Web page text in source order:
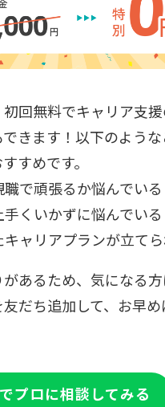
回無料でキャリア支
きます！以下のよう
すめです。
で頑張るか悩んでいる
くいかずに悩んでいる
キャリアプランが立て
あるため、気になる
だち追加して、お早
プロに相談してみる